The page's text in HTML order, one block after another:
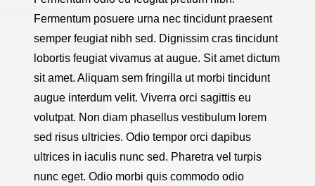
Fermentum posuere urna nec tincidunt praesent
semper feugiat nibh sed. Dignissim cras tincidunt
lobortis feugiat vivamus at augue. Sit amet dictum
sit amet. Aliquam sem fringilla ut morbi tincidunt
augue interdum velit. Viverra orci sagittis eu
volutpat. Non diam phasellus vestibulum lorem
sed risus ultricies. Odio tempor orci dapibus
ultrices in iaculis nunc sed. Pharetra vel turpis
nunc eget. Odio morbi quis commodo odio